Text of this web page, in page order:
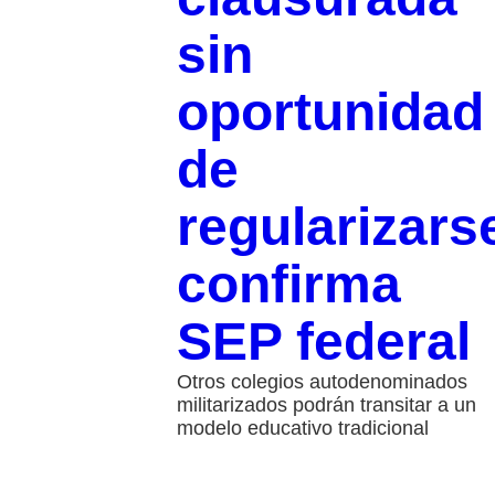
sin
oportunidad
de
confirma
SEP federal
Otros colegios autodenominados
militarizados podrán transitar a un
modelo educativo tradicional